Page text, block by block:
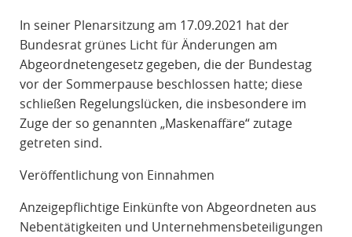
In seiner Plenarsitzung am 17.09.2021 hat der
Bundesrat grünes Licht für Änderungen am
Abgeordnetengesetz gegeben, die der Bundestag
vor der Sommerpause beschlossen hatte; diese
schließen Regelungslücken, die insbesondere im
Zuge der so genannten „Maskenaffäre“ zutage
getreten sind.
Veröffentlichung von Einnahmen
Anzeigepflichtige Einkünfte von Abgeordneten aus
Nebentätigkeiten und Unternehmensbeteiligungen